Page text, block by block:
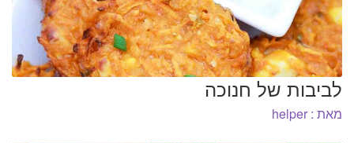
לביבות של חנוכה
מאת : helper